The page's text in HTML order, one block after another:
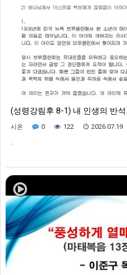
(성령강림후 8-1) 내 인생의 반
시온 0 122 2026.07.19
,